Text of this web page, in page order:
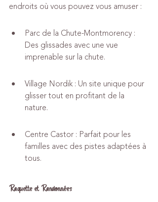
endroits où vous pouvez vous amuser :
Parc de la Chute-Montmorency :
Des glissades avec une vue
imprenable sur la chute.
Village Nordik : Un site unique pour
glisser tout en profitant de la
nature.
Centre Castor : Parfait pour les
familles avec des pistes adaptées à
tous.
Raquette et Randonnées